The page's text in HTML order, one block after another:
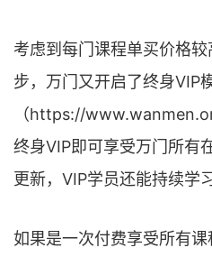
考虑到每门课程单买价格
步，万门又开启了终身VIP
（https://
终身VIP即可享受万门所有
更新，VIP学员还能持续学习
如果是一次付费享受所有